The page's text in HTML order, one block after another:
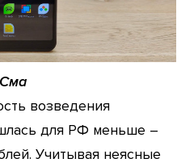
Сма
возведения
для РФ меньше –
Учитывая неясные